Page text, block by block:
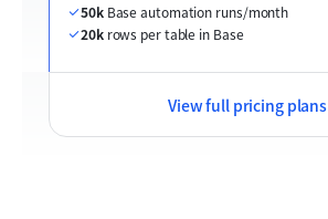
50k Base automation runs/month
20k rows per table in Base
View full pricing plans